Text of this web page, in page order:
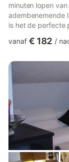
minuten lopen
adembenemende
is het de perfecte
wandel-, nordic
wandelroutes.
beschikbaar en
aangeboden.
vanaf € 182 /